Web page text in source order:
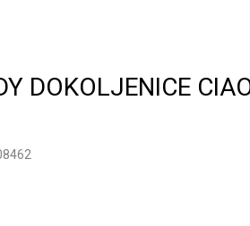
DOKOLJENICE